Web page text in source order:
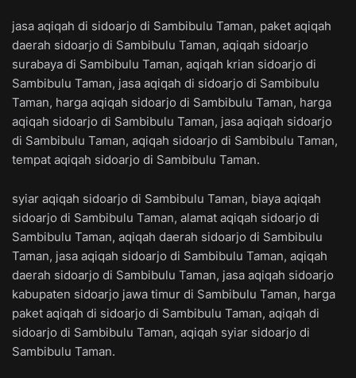
jasa aqiqah di sidoarjo di Sambibulu Taman, paket aqiqah
daerah sidoarjo di Sambibulu Taman, aqiqah sidoarjo
surabaya di Sambibulu Taman, aqiqah krian sidoarjo di
Sambibulu Taman, jasa aqiqah di sidoarjo di Sambibulu
Taman, harga aqiqah sidoarjo di Sambibulu Taman, harga
aqiqah sidoarjo di Sambibulu Taman, jasa aqiqah sidoarjo
di Sambibulu Taman, aqiqah sidoarjo di Sambibulu Taman,
tempat aqiqah sidoarjo di Sambibulu Taman.
syiar aqiqah sidoarjo di Sambibulu Taman, biaya aqiqah
sidoarjo di Sambibulu Taman, alamat aqiqah sidoarjo di
Sambibulu Taman, aqiqah daerah sidoarjo di Sambibulu
Taman, jasa aqiqah sidoarjo di Sambibulu Taman, aqiqah
daerah sidoarjo di Sambibulu Taman, jasa aqiqah sidoarjo
kabupaten sidoarjo jawa timur di Sambibulu Taman, harga
paket aqiqah di sidoarjo di Sambibulu Taman, aqiqah di
sidoarjo di Sambibulu Taman, aqiqah syiar sidoarjo di
Sambibulu Taman.